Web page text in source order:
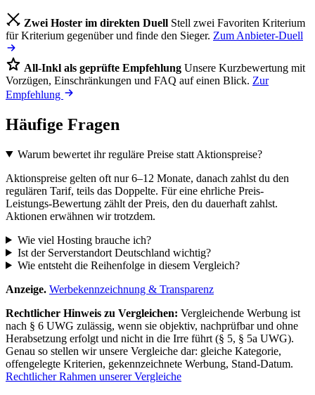
Zwei Hoster im direkten Duell Stell zwei Favoriten Kriterium
für Kriterium gegenüber und finde den Sieger. Zum Anbieter-Duell
All-Inkl als geprüfte Empfehlung Unsere Kurzbewertung mit
Vorzügen, Einschränkungen und FAQ auf einen Blick. Zur
Empfehlung
Häufige Fragen
Warum bewertet ihr reguläre Preise statt Aktionspreise?
Aktionspreise gelten oft nur 6–12 Monate, danach zahlst du den
regulären Tarif, teils das Doppelte. Für eine ehrliche Preis-
Leistungs-Bewertung zählt der Preis, den du dauerhaft zahlst.
Aktionen erwähnen wir trotzdem.
Wie viel Hosting brauche ich?
Ist der Serverstandort Deutschland wichtig?
Wie entsteht die Reihenfolge in diesem Vergleich?
Anzeige. Werbekennzeichnung & Transparenz
Rechtlicher Hinweis zu Vergleichen: Vergleichende Werbung ist
nach § 6 UWG zulässig, wenn sie objektiv, nachprüfbar und ohne
Herabsetzung erfolgt und nicht in die Irre führt (§ 5, § 5a UWG).
Genau so stellen wir unsere Vergleiche dar: gleiche Kategorie,
offengelegte Kriterien, gekennzeichnete Werbung, Stand-Datum.
Rechtlicher Rahmen unserer Vergleiche